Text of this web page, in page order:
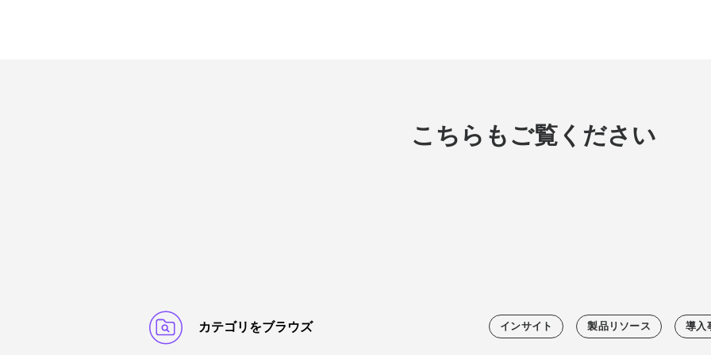
こちらもご覧ください
カテゴリをブラウズ インサイト 製品リソース 導入